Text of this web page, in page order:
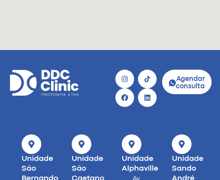
Agendar
consulta
Unidade
São
Bernando
Unidade
São
Caetano
Unidade
Alphaville
Av.
Unidade
Sando
André